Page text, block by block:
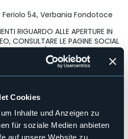
Cookies
Inhalte und Anzeigen zu
für soziale Medien anbieten
54, Verbania Fondotoce
RIGUARDO ALLE APERTURE IN
CONSULTARE LE PAGINE SOCIAL
PinocchioinFattoria
Fattoria del Toce. Laboratori,
i coniglietti.. e la nostra